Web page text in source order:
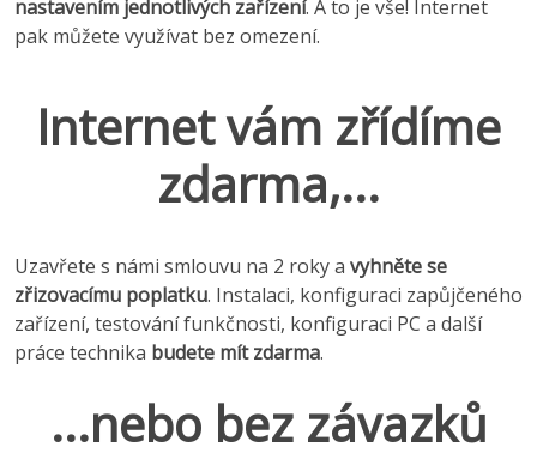
nastavením jednotlivých zařízení. A to je vše! Internet
pak můžete využívat bez omezení.
Internet vám zřídíme
zdarma,...
Uzavřete s námi smlouvu na 2 roky a vyhněte se
zřizovacímu poplatku. Instalaci, konfiguraci zapůjčeného
zařízení, testování funkčnosti, konfiguraci PC a další
práce technika budete mít zdarma.
...nebo bez závazků